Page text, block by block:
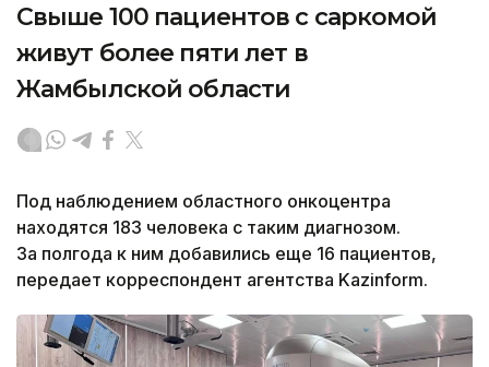
Свыше 100 пациентов с саркомой
живут более пяти лет в
Жамбылской области
Под наблюдением областного онкоцентра
находятся 183 человека с таким диагнозом.
За полгода к ним добавились еще 16 пациентов,
передает корреспондент агентства Kazinform.